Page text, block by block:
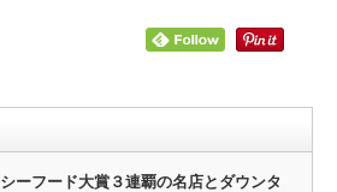
シーフード大賞３連覇の名店とダウンタ